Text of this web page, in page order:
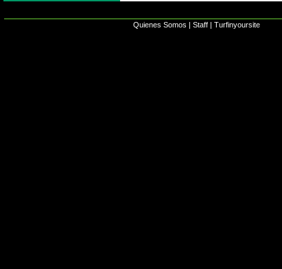
Quienes Somos | Staff | Turfinyoursite